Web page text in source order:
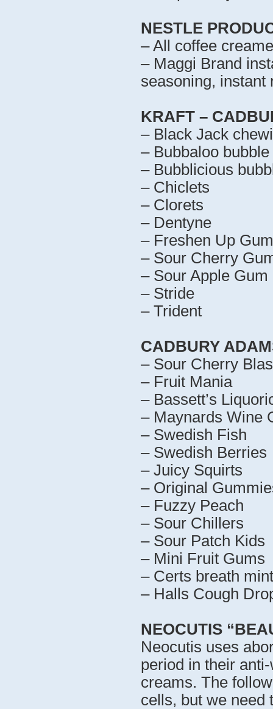
NESTLE
– All coffee
– Maggi Brand
seasoning, instant
KRAFT –
– Black Jack
– Bubbaloo
– Bubblicious
– Chiclets
– Clorets
– Dentyne
– Freshen Up Gum
– Sour Cherry
– Sour Apple
– Stride
– Trident
CADBURY
– Sour Cherry
– Fruit Mania
– Bassett’s
– Maynards Wine
– Swedish Fish
– Swedish Berries
– Juicy Squirts
– Original
– Fuzzy Peach
– Sour Chillers
– Sour Patch Kids
– Mini Fruit Gums
– Certs breath
– Halls Cough
NEOCUTIS
Neocutis uses
period in their
creams. The
cells, but we need